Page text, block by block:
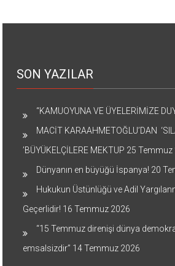
SON YAZILAR
“KAMUOYUNA VE ÜYELERİMİZE
MACİT KARAAHMETOĞLU’DAN
’BÜYÜKELÇİLERE MEKTUP 25 Temmuz
Dünyanın en büyüğü İspanya! 20
Hukukun Üstünlüğü ve Adil
Geçerlidir! 16 Temmuz 2026
“15 Temmuz direnişi dünya
emsalsizdir” 14 Temmuz 2026